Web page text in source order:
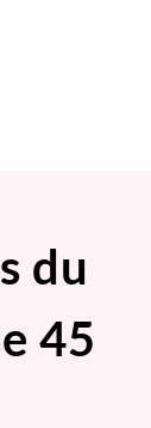
du
45